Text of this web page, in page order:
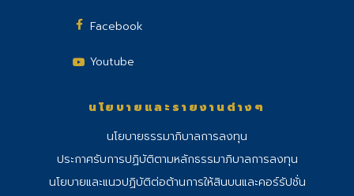
Facebook
Youtube
นโยบายและรายงานต่างๆ
นโยบายธรรมาภิบาลการลงทุน
ประกาศรับการปฏิบัติตามหลักธรรมาภิบาลการลงทุน
นโยบายและแนวปฏิบัติต่อต้านการให้สินบนและคอร์รัปชั่น